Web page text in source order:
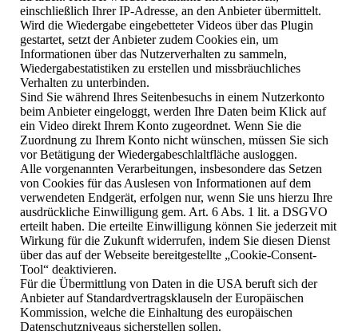
einschließlich Ihrer IP-Adresse, an den Anbieter übermittelt.
Wird die Wiedergabe eingebetteter Videos über das Plugin
gestartet, setzt der Anbieter zudem Cookies ein, um
Informationen über das Nutzerverhalten zu sammeln,
Wiedergabestatistiken zu erstellen und missbräuchliches
Verhalten zu unterbinden.
Sind Sie während Ihres Seitenbesuchs in einem Nutzerkonto
beim Anbieter eingeloggt, werden Ihre Daten beim Klick auf
ein Video direkt Ihrem Konto zugeordnet. Wenn Sie die
Zuordnung zu Ihrem Konto nicht wünschen, müssen Sie sich
vor Betätigung der Wiedergabeschlaltfläche ausloggen.
Alle vorgenannten Verarbeitungen, insbesondere das Setzen
von Cookies für das Auslesen von Informationen auf dem
verwendeten Endgerät, erfolgen nur, wenn Sie uns hierzu Ihre
ausdrückliche Einwilligung gem. Art. 6 Abs. 1 lit. a DSGVO
erteilt haben. Die erteilte Einwilligung können Sie jederzeit mit
Wirkung für die Zukunft widerrufen, indem Sie diesen Dienst
über das auf der Webseite bereitgestellte „Cookie-Consent-
Tool“ deaktivieren.
Für die Übermittlung von Daten in die USA beruft sich der
Anbieter auf Standardvertragsklauseln der Europäischen
Kommission, welche die Einhaltung des europäischen
Datenschutzniveaus sicherstellen sollen.